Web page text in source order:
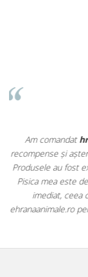
Apreciez foarte
doar
antiparazitare,
comod să pot
dintr-un singur
originale și în